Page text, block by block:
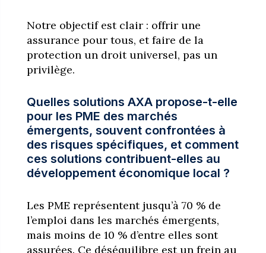
Notre objectif est clair : offrir une
assurance pour tous, et faire de la
protection un droit universel, pas un
privilège.
Quelles solutions AXA propose-t-elle
pour les PME des marchés
émergents, souvent confrontées à
des risques spécifiques, et comment
ces solutions contribuent-elles au
développement économique local ?
Les PME représentent jusqu’à 70 % de
l’emploi dans les marchés émergents,
mais moins de 10 % d’entre elles sont
assurées. Ce déséquilibre est un frein au